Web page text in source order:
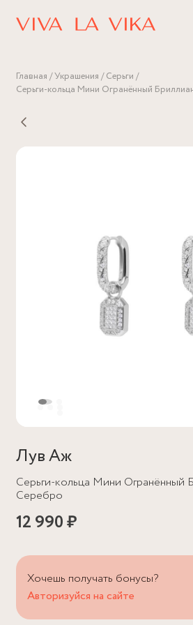
Главная Украшения
Серьги
Серьги-кольца Мини Огранённый
Лув Аж
Серьги-кольца Мини Огранённый
Серебро
12 990 ₽
Хочешь получать бонусы?
Авторизуйся на сайте